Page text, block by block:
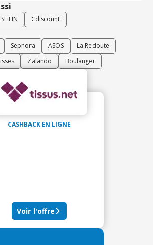
SHEIN Cdiscount
Sephora ASOS
La Redoute
Zalando Boulanger
CASHBACK EN LIGNE
Voir l'offre